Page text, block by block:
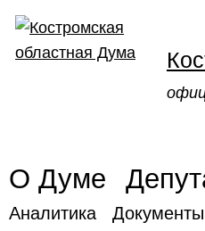
О Думе
Аналитика Документы